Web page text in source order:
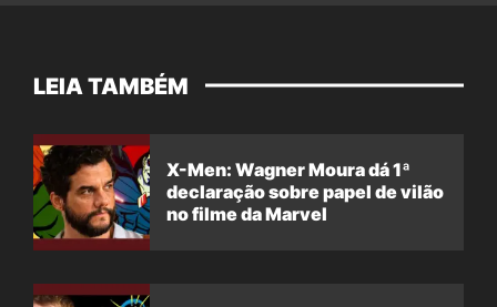
LEIA TAMBÉM
X-Men: Wagner Moura dá 1ª
declaração sobre papel de vilão
no filme da Marvel